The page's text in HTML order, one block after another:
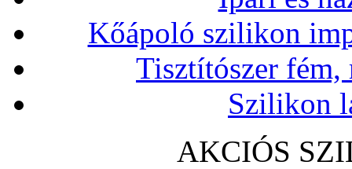
Kőápoló szilikon
Tisztítószer
Szilikon
AKCIÓS